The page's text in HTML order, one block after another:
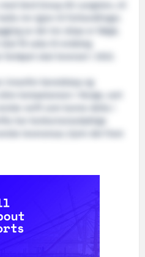
Vard Group AS Langsten, vil
inn igjen til forhandlingar.
av dei tre skipa er følgd,
få saka til endeleg
fartøyet skal leverast i 2022.
innanfor beredskap og
kompetansen i Norge, vart
verft som kunne delta i
har konkurransedyktige
leveransar, kjem det fram